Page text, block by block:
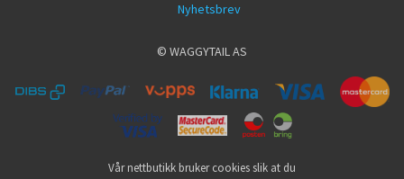
Nyhetsbrev
© WAGGYTAIL AS
Vår nettbutikk bruker cookies slik at du